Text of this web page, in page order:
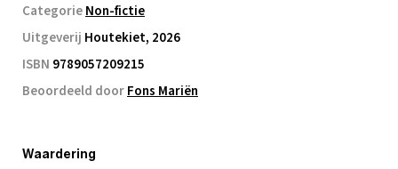
CategorieNon-fictie
Uitgeverij Houtekiet, 2026
ISBN 9789057209215
Beoordeeld doorFons Mariën
Waardering